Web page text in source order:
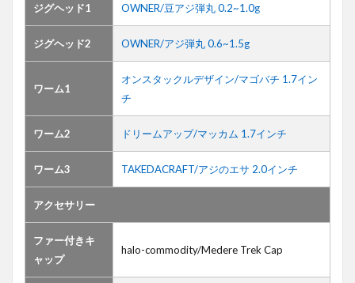
ジグヘッド1 OWNER/豆アジ弾丸 0.2~1.0g
ジグヘッド2 OWNER/アジ弾丸 0.6~1.5g
ワーム1
オンスタックルデザイン/マゴバチ 1.7イン
チ
ワーム2 ドリームアップ/マッカム 1.7インチ
ワーム3 TAKEDACRAFT/アジのエサ 2.0インチ
アクセサリー
ファー付きキ
ャップ
halo-commodity/Medere Trek Cap